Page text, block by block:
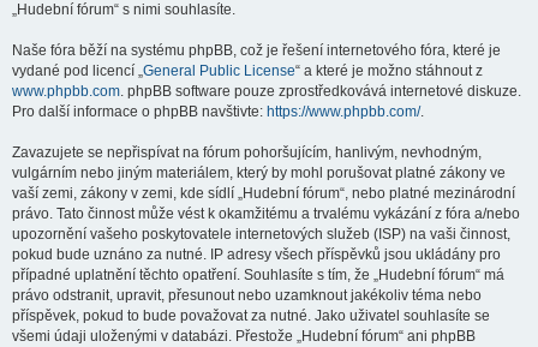
„Hudební fórum“ s nimi souhlasíte.
Naše fóra běží na systému phpBB, což je řešení internetového fóra, které je
vydané pod licencí „General Public License“ a které je možno stáhnout z
www.phpbb.com. phpBB software pouze zprostředkovává internetové diskuze.
Pro další informace o phpBB navštivte: https://www.phpbb.com/.
Zavazujete se nepřispívat na fórum pohoršujícím, hanlivým, nevhodným,
vulgárním nebo jiným materiálem, který by mohl porušovat platné zákony ve
vaší zemi, zákony v zemi, kde sídlí „Hudební fórum“, nebo platné mezinárodní
právo. Tato činnost může vést k okamžitému a trvalému vykázání z fóra a/nebo
upozornění vašeho poskytovatele internetových služeb (ISP) na vaši činnost,
pokud bude uznáno za nutné. IP adresy všech příspěvků jsou ukládány pro
případné uplatnění těchto opatření. Souhlasíte s tím, že „Hudební fórum“ má
právo odstranit, upravit, přesunout nebo uzamknout jakékoliv téma nebo
příspěvek, pokud to bude považovat za nutné. Jako uživatel souhlasíte se
všemi údaji uloženými v databázi. Přestože „Hudební fórum“ ani phpBB